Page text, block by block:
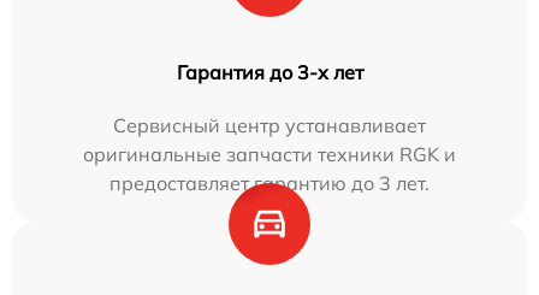
Гарантия до 3-х лет
Сервисный центр устанавливает
оригинальные запчасти техники RGK и
предоставляет гарантию до 3 лет.